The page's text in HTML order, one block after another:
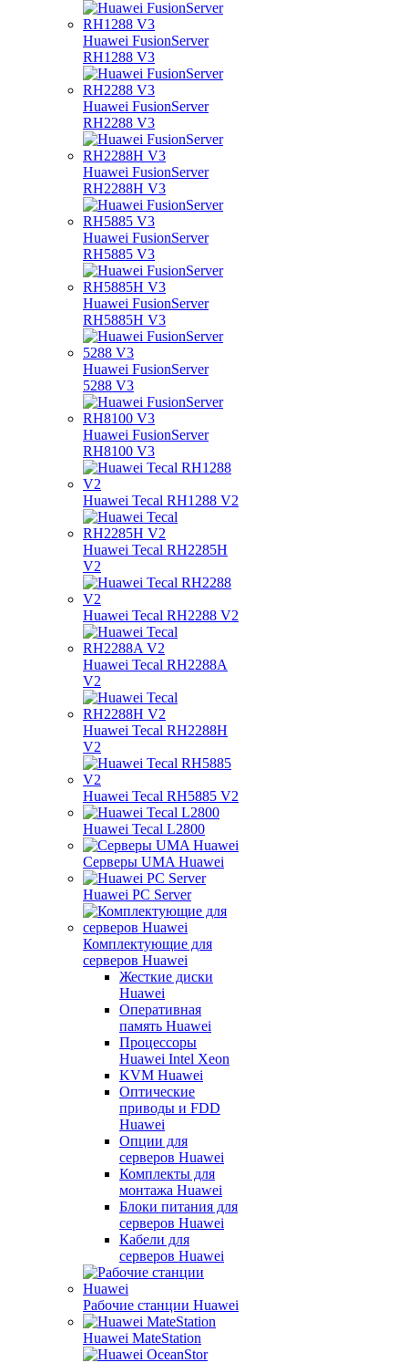
Huawei FusionServer
RH1288 V3
Huawei FusionServer
RH2288 V3
Huawei FusionServer
RH2288H V3
Huawei FusionServer
RH5885 V3
Huawei FusionServer
RH5885H V3
Huawei FusionServer
5288 V3
Huawei FusionServer
RH8100 V3
Huawei Tecal RH1288 V2
Huawei Tecal RH2285H
V2
Huawei Tecal RH2288 V2
Huawei Tecal RH2288A
V2
Huawei Tecal RH2288H
V2
Huawei Tecal RH5885 V2
Huawei Tecal L2800
Серверы UMA Huawei
Huawei PC Server
Комплектующие для
серверов Huawei
Жесткие диски
Huawei
Оперативная
память Huawei
Процессоры
Huawei Intel Xeon
KVM Huawei
Оптические
приводы и FDD
Huawei
Опции для
серверов Huawei
Комплекты для
монтажа Huawei
Блоки питания для
серверов Huawei
Кабели для
серверов Huawei
Рабочие станции Huawei
Huawei MateStation